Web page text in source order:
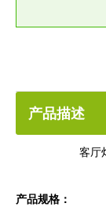
产品描述
客厅
产品规格：